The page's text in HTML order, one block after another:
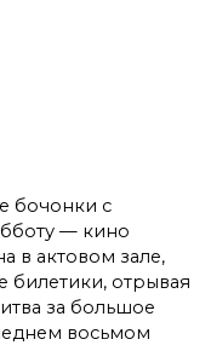
бочонки с
— кино
в актовом зале,
билетики, отрывая
за большое
восьмом